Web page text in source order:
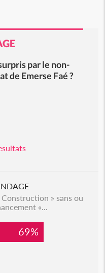
par le non-
de Emerse Faé ?
» sans ou
«...
69%